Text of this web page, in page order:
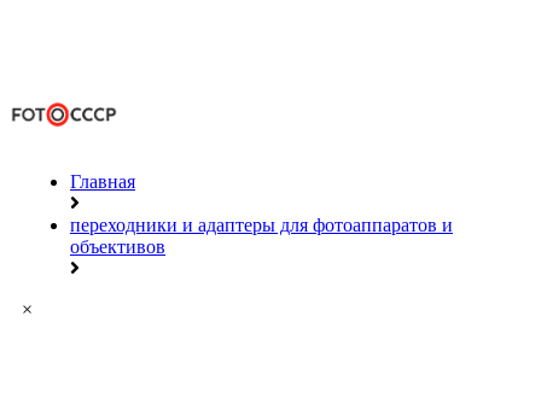
Главная
переходники и адаптеры для фотоаппаратов и
объективов
×